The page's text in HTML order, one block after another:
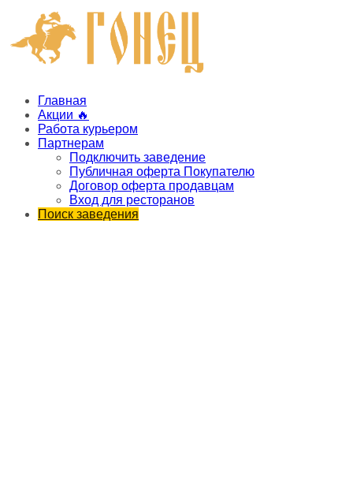
Главная
Акции 🔥
Работа курьером
Партнерам
Подключить заведение
Публичная оферта Покупателю
Договор оферта продавцам
Вход для ресторанов
Поиск заведения